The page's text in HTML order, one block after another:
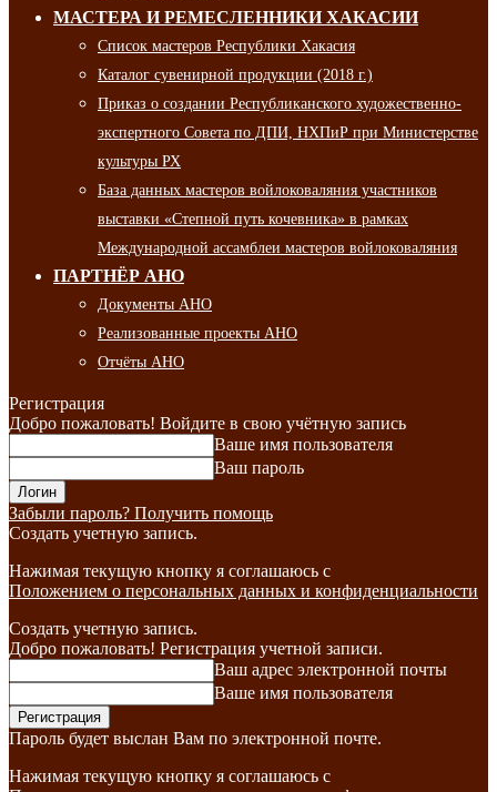
МАСТЕРА И РЕМЕСЛЕННИКИ ХАКАСИИ
Список мастеров Республики Хакасия
Каталог сувенирной продукции (2018 г.)
Приказ о создании Республиканского художественно-
экспертного Совета по ДПИ, НХПиР при Министерстве
культуры РХ
База данных мастеров войлоковаляния участников
выставки «Степной путь кочевника» в рамках
Международной ассамблеи мастеров войлоковаляния
ПАРТНЁР АНО
Документы АНО
Реализованные проекты АНО
Отчёты АНО
Регистрация
Добро пожаловать! Войдите в свою учётную запись
Ваше имя пользователя
Ваш пароль
Забыли пароль? Получить помощь
Создать учетную запись.
Нажимая текущую кнопку я соглашаюсь с
Положением о персональных данных и конфиденциальности
Создать учетную запись.
Добро пожаловать! Регистрация учетной записи.
Ваш адрес электронной почты
Ваше имя пользователя
Пароль будет выслан Вам по электронной почте.
Нажимая текущую кнопку я соглашаюсь с